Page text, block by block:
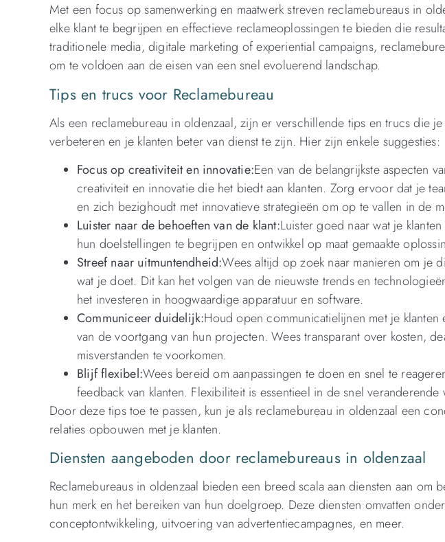
Met een focus op samenwerking en maatwerk streven reclamebureaus in
elke klant te begrijpen en effectieve reclameoplossingen te bieden die
traditionele media, digitale marketing of experiential campaigns,
om te voldoen aan de eisen van een snel evoluerend landschap.
Tips en trucs voor Reclamebureau
Als een reclamebureau in oldenzaal, zijn er verschillende tips en trucs die
verbeteren en je klanten beter van dienst te zijn. Hier zijn enkele suggesties:
Focus op creativiteit en innovatie:Een van de belangrijkste aspecten
creativiteit en innovatie die het biedt aan klanten. Zorg ervoor dat je
en zich bezighoudt met innovatieve strategieën om op te vallen in de
Luister naar de behoeften van de klant:Luister goed naar wat je
hun doelstellingen te begrijpen en ontwikkel op maat gemaakte
Streef naar uitmuntendheid:Wees altijd op zoek naar manieren om je
wat je doet. Dit kan het volgen van de nieuwste trends en
het investeren in hoogwaardige apparatuur en software.
Communiceer duidelijk:Houd open communicatielijnen met je
van de voortgang van hun projecten. Wees transparant over kosten,
misverstanden te voorkomen.
Blijf flexibel:Wees bereid om aanpassingen te doen en snel te
feedback van klanten. Flexibiliteit is essentieel in de snel
Door deze tips toe te passen, kun je als reclamebureau in oldenzaal een
relaties opbouwen met je klanten.
Diensten aangeboden door reclamebureaus in oldenzaal
Reclamebureaus in oldenzaal bieden een breed scala aan diensten aan om
hun merk en het bereiken van hun doelgroep. Deze diensten omvatten
conceptontwikkeling, uitvoering van advertentiecampagnes, en meer.